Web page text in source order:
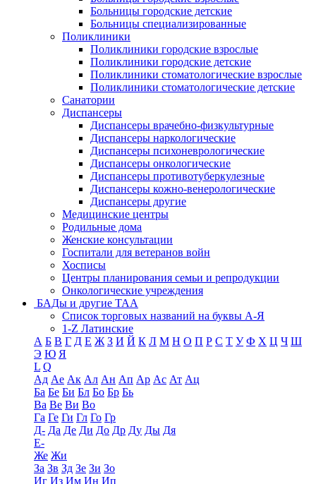
Больницы городские детские
Больницы специализированные
Поликлиники
Поликлиники городские взрослые
Поликлиники городские детские
Поликлиники стоматологические взрослые
Поликлиники стоматологические детские
Санатории
Диспансеры
Диспансеры врачебно-физкультурные
Диспансеры наркологические
Диспансеры психоневрологические
Диспансеры онкологические
Диспансеры противотуберкулезные
Диспансеры кожно-венерологические
Диспансеры другие
Медицинские центры
Родильные дома
Женские консультации
Госпитали для ветеранов войн
Хосписы
Центры планирования семьи и репродукции
Онкологические учреждения
БАДы и другие ТАА
Список торговых названий на буквы А-Я
1-Z Латинские
А Б В Г Д Е Ж З И Й К Л М Н О П Р С Т У Ф Х Ц Ч Ш
Э Ю Я
L Q
Ад Ае Ак Ал Ан Ап Ар Ас Ат Ац
Ба Бе Би Бл Бо Бр Бь
Ва Ве Ви Во
Га Ге Ги Гл Го Гр
Д- Да Де Ди До Др Ду Ды Дя
Е-
Же Жи
За Зв Зд Зе Зи Зо
Иг Из Им Ин Ип